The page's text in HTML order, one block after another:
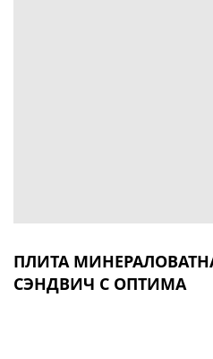
ПЛИТА
СЭНДВИЧ С ОПТИМА